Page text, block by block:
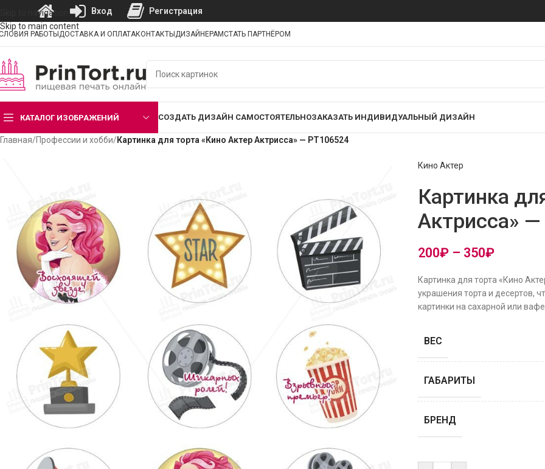
Skip to navigation
Skip to main content
РАБОТЫ ДОСТАВКА И ОПЛАТАКОНТАКТЫ ДИЗАЙНЕРАМСТАТЬ ПАРТНЁРОМ
КАТАЛОГ ИЗОБРАЖЕНИЙ СОЗДАТЬ ДИЗАЙН САМОСТОЯТЕЛЬНОЗАКАЗАТЬ ИНДИВИДУАЛЬНЫЙ ДИЗАЙН
Главная/Профессии и хобби/Картинка для торта «Кино Актер Актрисса» — PT106524
Кино Актер
Картинка
Актрисса»
200₽ – 350₽
Картинка для торта «Кино
украшения торта и десертов,
картинки на сахарной или
ВЕС
ГАБАРИТЫ
БРЕНД
Вход Регистрация